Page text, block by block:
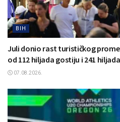
BIH
Juli donio rast turističkog
od 112 hiljada gostiju i 241
07.08.2026.